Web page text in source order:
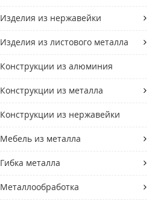
Изделия из нержавейки
Изделия из листового металла
Конструкции из алюминия
Конструкции из металла
Конструкции из нержавейки
Мебель из металла
Гибка металла
Металлообработка